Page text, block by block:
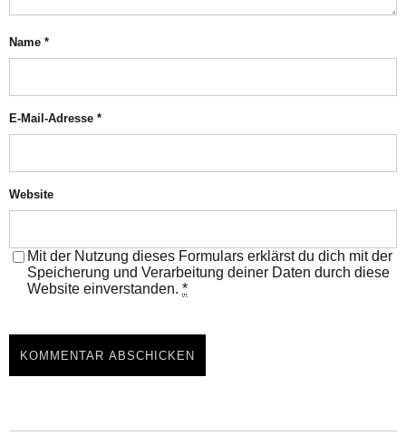
Name *
E-Mail-Adresse *
Website
Mit der Nutzung dieses Formulars erklärst du dich mit der
Speicherung und Verarbeitung deiner Daten durch diese
Website einverstanden. *